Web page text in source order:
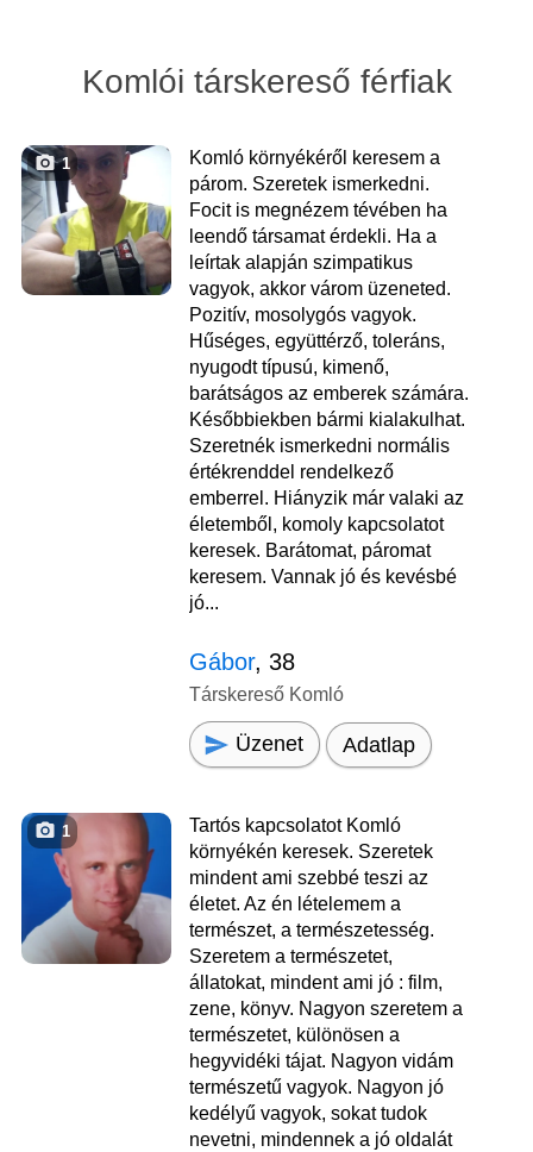
Komlói társkereső férfiak
1
Komló környékéről keresem a
párom. Szeretek ismerkedni.
Focit is megnézem tévében ha
leendő társamat érdekli. Ha a
leírtak alapján szimpatikus
vagyok, akkor várom üzeneted.
Pozitív, mosolygós vagyok.
Hűséges, együttérző, toleráns,
nyugodt típusú, kimenő,
barátságos az emberek számára.
Későbbiekben bármi kialakulhat.
Szeretnék ismerkedni normális
értékrenddel rendelkező
emberrel. Hiányzik már valaki az
életemből, komoly kapcsolatot
keresek. Barátomat, páromat
keresem. Vannak jó és kevésbé
jó...
Gábor, 38
Társkereső Komló
Üzenet Adatlap
1
Tartós kapcsolatot Komló
környékén keresek. Szeretek
mindent ami szebbé teszi az
életet. Az én lételemem a
természet, a természetesség.
Szeretem a természetet,
állatokat, mindent ami jó : film,
zene, könyv. Nagyon szeretem a
természetet, különösen a
hegyvidéki tájat. Nagyon vidám
természetű vagyok. Nagyon jó
kedélyű vagyok, sokat tudok
nevetni, mindennek a jó oldalát